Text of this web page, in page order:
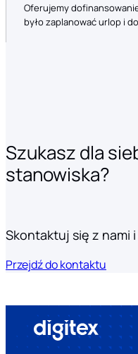
Oferujemy
było zaplanować urlop i
Szukasz dla
stanowiska?
Skontaktuj się z nami
Przejdź do kontaktu